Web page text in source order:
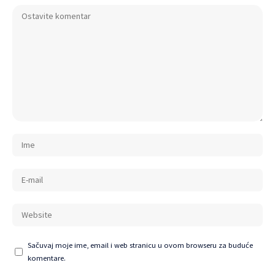
Sačuvaj moje ime, email i web stranicu u ovom browseru za buduće
komentare.